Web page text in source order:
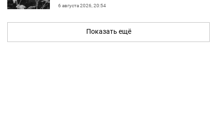
6 августа 2026, 20:54
Показать ещё